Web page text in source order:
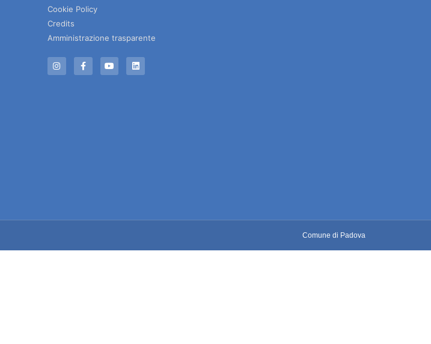
Cookie Policy
Credits
Amministrazione trasparente
Comune di Padova